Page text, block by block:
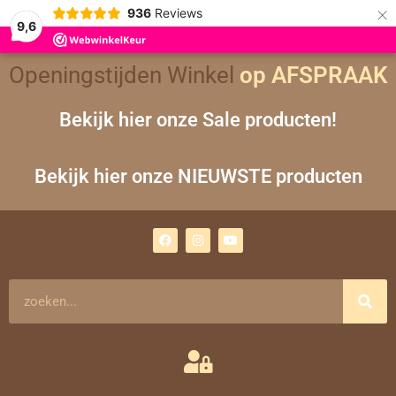
9,6
936 Reviews ×
Openingstijden Winkel op AFSPRAAK
Bekijk hier onze Sale producten!
Bekijk hier onze NIEUWSTE producten
a
c
n
s
m
o
u